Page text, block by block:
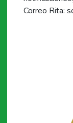
Correo Rita: